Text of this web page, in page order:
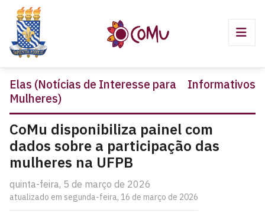
Elas (Notícias de Interesse para
Mulheres)
Informativos
CoMu disponibiliza painel com
dados sobre a participação das
mulheres na UFPB
quinta-feira, 5 de março de 2026
atualizado em segunda-feira, 16 de março de 2026